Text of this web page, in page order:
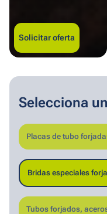
Solicitar oferta
Selecciona
Placas de tubo
Bridas especiales
Tubos forjados,